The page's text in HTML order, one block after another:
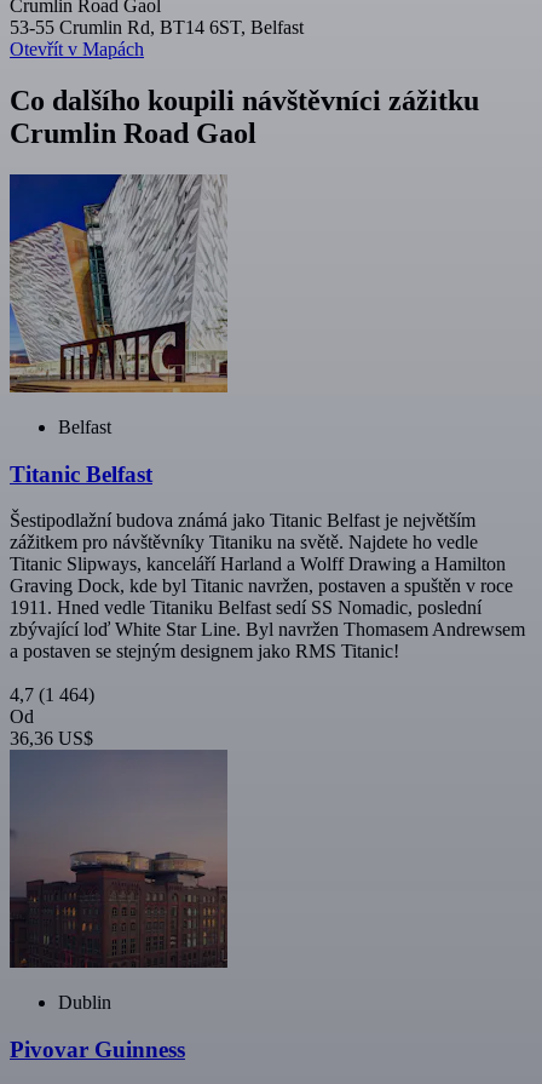
Crumlin Road Gaol
53-55 Crumlin Rd, BT14 6ST, Belfast
Otevřít v Mapách
Co dalšího koupili návštěvníci zážitku
Crumlin Road Gaol
Belfast
Titanic Belfast
Šestipodlažní budova známá jako Titanic Belfast je největším
zážitkem pro návštěvníky Titaniku na světě. Najdete ho vedle
Titanic Slipways, kanceláří Harland a Wolff Drawing a Hamilton
Graving Dock, kde byl Titanic navržen, postaven a spuštěn v roce
1911. Hned vedle Titaniku Belfast sedí SS Nomadic, poslední
zbývající loď White Star Line. Byl navržen Thomasem Andrewsem
a postaven se stejným designem jako RMS Titanic!
4,7 (1 464)
Od
36,36 US$
Dublin
Pivovar Guinness